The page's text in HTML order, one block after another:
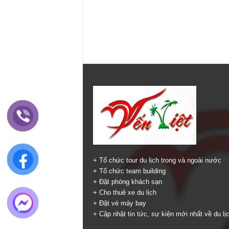
+ Tổ chức tour du lịch trong và ngoài nước
+ Tổ chức team building
+ Đặt phòng khách sạn
+ Cho thuê xe du lịch
+ Đặt vé máy bay
+ Cập nhật tin tức, sự kiện mới nhất về du